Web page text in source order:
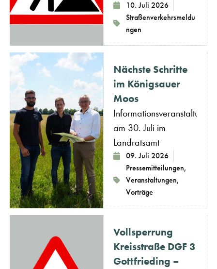
10. Juli 2026
Straßenverkehrsmeldu
ngen
Nächste Schritte
im Königsauer
Moos
Informationsveranstaltung
am 30. Juli im
Landratsamt
09. Juli 2026
Pressemitteilungen,
Veranstaltungen,
Vorträge
Vollsperrung
Kreisstraße DGF 3
Gottfrieding –